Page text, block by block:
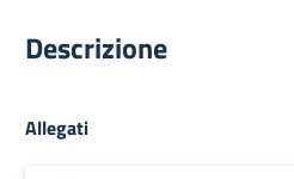
Descrizione
Allegati